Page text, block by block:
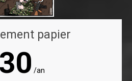
papier
30 /an